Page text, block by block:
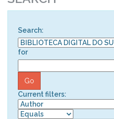
Search:
for
Current filters: